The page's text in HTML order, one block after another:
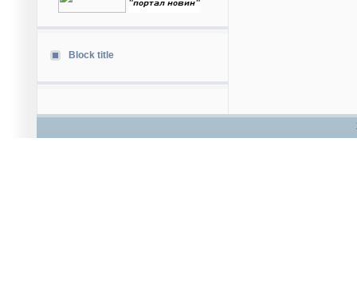
Block title